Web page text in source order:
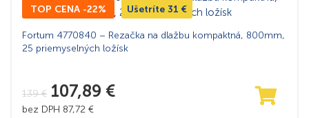
TOP CENA -22% Ušetríte 31 €
Fortum 4770840 – Rezačka na dlažbu kompaktná, 800mm,
25 priemyselných ložísk
139€ 107,89 €
bez DPH 87,72 €